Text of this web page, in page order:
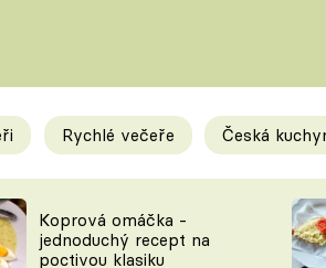
a triky
JÍDLEM
Rychlé večeře Česká
Koprová omáčka -
jednoduchý recept na
poctivou klasiku